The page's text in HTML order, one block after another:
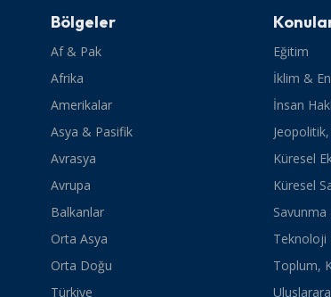
Bölgeler
Af & Pak
Afrika
Amerikalar
Asya & Pasifik
Avrasya
Avrupa
Balkanlar
Orta Asya
Orta Doğu
Türkiye
Eğitim
İklim &
İnsan
Küresel
Küresel
Savunma
Teknoloji
Toplum,